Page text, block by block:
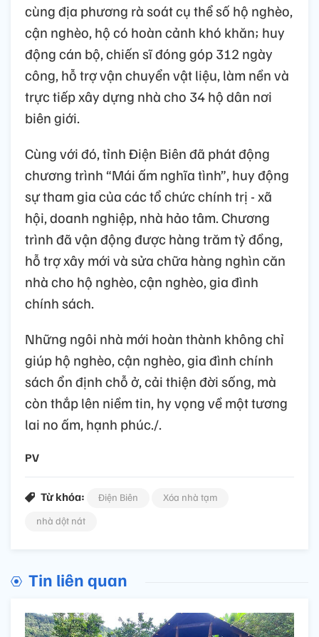
cùng địa phương rà soát cụ thể số hộ nghèo,
cận nghèo, hộ có hoàn cảnh khó khăn; huy
động cán bộ, chiến sĩ đóng góp 312 ngày
công, hỗ trợ vận chuyển vật liệu, làm nền và
trực tiếp xây dựng nhà cho 34 hộ dân nơi
biên giới.
Cùng với đó, tỉnh Điện Biên đã phát động
chương trình “Mái ấm nghĩa tình”, huy động
sự tham gia của các tổ chức chính trị - xã
hội, doanh nghiệp, nhà hảo tâm. Chương
trình đã vận động được hàng trăm tỷ đồng,
hỗ trợ xây mới và sửa chữa hàng nghìn căn
nhà cho hộ nghèo, cận nghèo, gia đình
chính sách.
Những ngôi nhà mới hoàn thành không chỉ
giúp hộ nghèo, cận nghèo, gia đình chính
sách ổn định chỗ ở, cải thiện đời sống, mà
còn thắp lên niềm tin, hy vọng về một tương
lai no ấm, hạnh phúc./.
PV
Từ khóa: Điện Biên
Xóa nhà tạm
nhà dột nát
Tin liên quan